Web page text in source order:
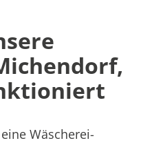
Wäscherei-